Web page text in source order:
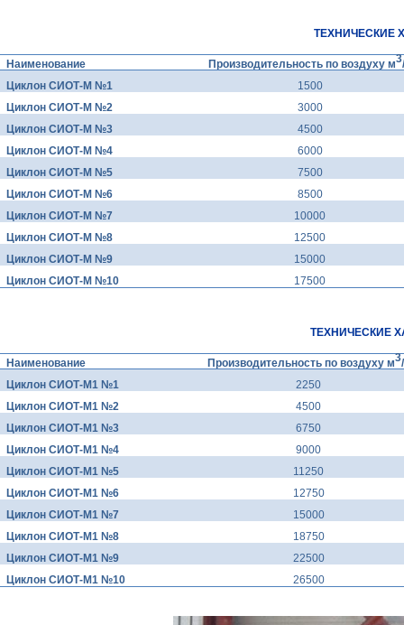
ТЕХНИЧЕСКИЕ
Наименование Производительность по воздуху м3
Циклон СИОТ-М №1
1500
Циклон СИОТ-М №2
3000
Циклон СИОТ-М №3
4500
Циклон СИОТ-М №4
6000
Циклон СИОТ-М №5
7500
Циклон СИОТ-М №6
8500
Циклон СИОТ-М №7
10000
Циклон СИОТ-М №8
12500
Циклон СИОТ-М №9
15000
Циклон СИОТ-М №10
17500
ТЕХНИЧЕСКИЕ
Наименование Производительность по воздуху м3
Циклон СИОТ-М1 №1
2250
Циклон СИОТ-М1 №2
4500
Циклон СИОТ-М1 №3
6750
Циклон СИОТ-М1 №4
9000
Циклон СИОТ-М1 №5
11250
Циклон СИОТ-М1 №6
12750
Циклон СИОТ-М1 №7
15000
Циклон СИОТ-М1 №8
18750
Циклон СИОТ-М1 №9
22500
Циклон СИОТ-М1 №10
26500